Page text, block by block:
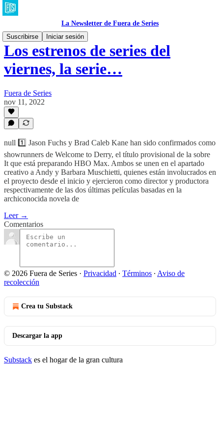
La Newsletter de Fuera de Series
Suscribirse
Iniciar sesión
Los estrenos de series del
viernes, la serie…
Fuera de Series
nov 11, 2022
null 1️⃣ Jason Fuchs y Brad Caleb Kane han sido confirmados como
showrunners de Welcome to Derry, el título provisional de la sobre
It que está preparando HBO Max. Ambos se unen en el apartado
creativo a Andy y Barbara Muschietti, quienes están involucrados en
el proyecto desde el inicio y ejercieron como director y productora
respectivamente de las dos últimas películas basadas en la
archiconocida novela de
Leer →
Comentarios
© 2026 Fuera de Series · Privacidad ∙ Términos ∙ Aviso de
recolección
Crea tu Substack
Descargar la app
Substack es el hogar de la gran cultura